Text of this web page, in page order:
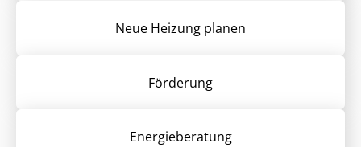
Neue Heizung planen
Förderung
Energieberatung